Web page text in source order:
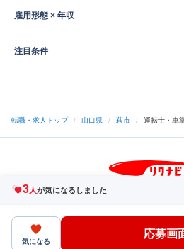
雇用形態 × 年収
注目条件
3人が気になるしました
転職・求人トップ / 山口県 / 萩市 / 運転士・車
気になる
応募画
中途採用をご検討の企業様
ヘルプ・お問い合
（C）Indeed